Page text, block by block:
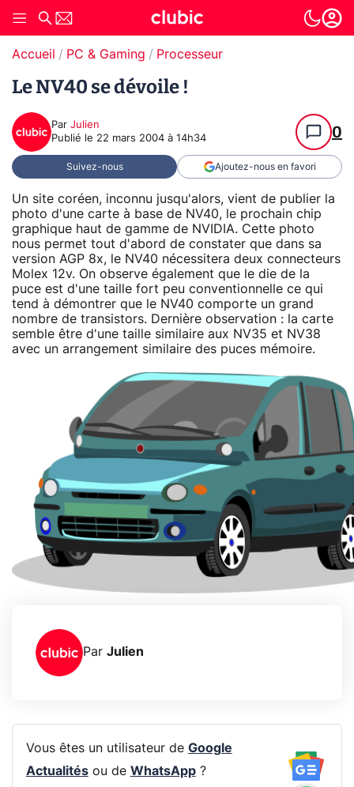
Accueil PC & Gaming Processeur
Le NV40 se dévoile !
Par Julien
Publié le 22 mars 2004 à 14h34 0
Suivez-nous Ajoutez-nous en favori
Un site coréen, inconnu jusqu'alors, vient de publier la
photo d'une carte à base de NV40, le prochain chip
graphique haut de gamme de NVIDIA. Cette photo
nous permet tout d'abord de constater que dans sa
version AGP 8x, le NV40 nécessitera deux connecteurs
Molex 12v. On observe également que le die de la
puce est d'une taille fort peu conventionnelle ce qui
tend à démontrer que le NV40 comporte un grand
nombre de transistors. Dernière observation : la carte
semble être d'une taille similaire aux NV35 et NV38
avec un arrangement similaire des puces mémoire.
Par Julien
Vous êtes un utilisateur de Google
Actualitésou de WhatsApp?